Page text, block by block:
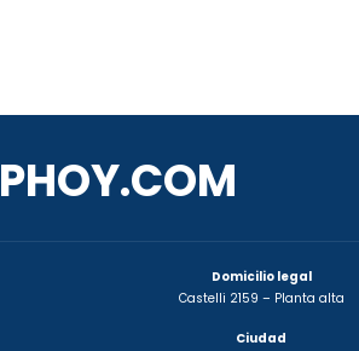
Domicilio legal
Castelli 2159 – Planta alta
Ciudad